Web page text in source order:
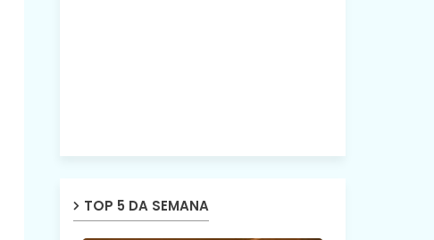
TOP 5 DA SEMANA